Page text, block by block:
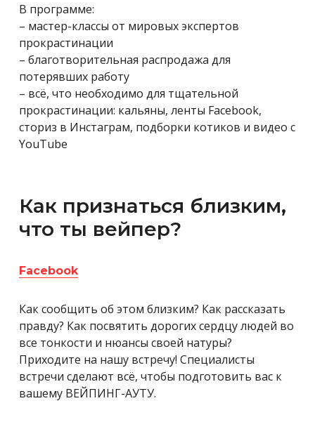
В программе:
– мастер-классы от мировых экспертов
прокрастинации
– благотворительная распродажа для
потерявших работу
– всё, что необходимо для тщательной
прокрастинации: кальяны, ленты Facebook,
сториз в Инстаграм, подборки котиков и видео с
YouTube
Как признаться близким,
что ты вейпер?
Facebook
Как сообщить об этом близким? Как рассказать
правду? Как посвятить дорогих сердцу людей во
все тонкости и нюансы своей натуры?
Приходите на нашу встречу! Специалисты
встречи сделают всё, чтобы подготовить вас к
вашему ВЕЙПИНГ-АУТУ.